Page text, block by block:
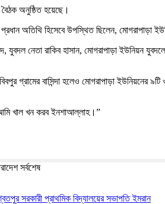
বৈঠক অনুষ্ঠিত হয়েছে।
অতিথি হিসেবে উপস্থিত ছিলেন, মোগরাপাড়া
নেতা রাকিব হাসান, মোগরাপাড়া ইউনিয়ন
গ্রামের বাসিন্দা হলেও মোগরাপাড়া ইউনিয়নের
আমি খাল খন করব ইনশাআল্লাহ।”
সর্বশেষ
সরকারী প্রাথমিক বিদ্যালয়ের সভাপতি ইমরান